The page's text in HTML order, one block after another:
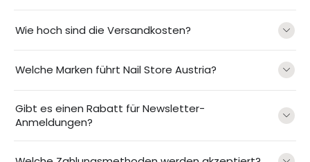
Wie hoch sind die Versandkosten?
Welche Marken führt Nail Store Austria?
Gibt es einen Rabatt für Newsletter-
Anmeldungen?